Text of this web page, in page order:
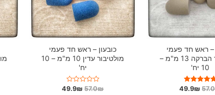
– ראש חד פעמי
מולטיבור הברקה 13 מ"מ –
10 יח'
דורג57.0
49.9₪
כובעון – ראש חד פעמי
מולטיבור עדין 10 מ"מ – 10
יח'
ד57.0₪
49.9₪